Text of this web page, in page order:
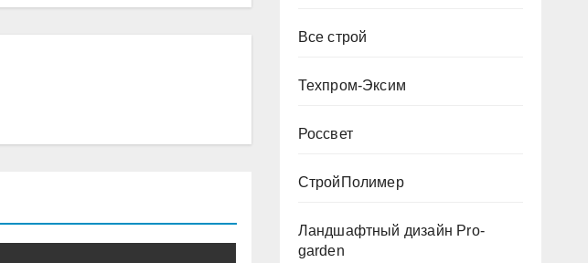
Все строй
Техпром-Эксим
Россвет
СтройПолимер
Ландшафтный дизайн Pro-
garden